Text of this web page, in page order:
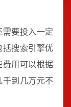
需要投入一定
括搜索引擎优
费用可以根据
千到几万元不